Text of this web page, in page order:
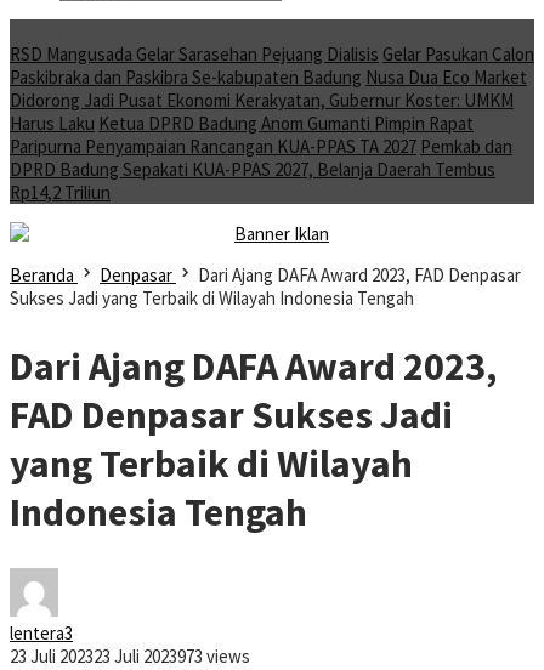
RSD Mangusada Gelar Sarasehan Pejuang Dialisis Gelar Pasukan Calon
Paskibraka dan Paskibra Se-kabupaten Badung Nusa Dua Eco Market
Didorong Jadi Pusat Ekonomi Kerakyatan, Gubernur Koster: UMKM
Harus Laku Ketua DPRD Badung Anom Gumanti Pimpin Rapat
Paripurna Penyampaian Rancangan KUA-PPAS TA 2027 Pemkab dan
DPRD Badung Sepakati KUA-PPAS 2027, Belanja Daerah Tembus
Rp14,2 Triliun
Beranda Denpasar
Dari Ajang DAFA Award 2023, FAD Denpasar
Sukses Jadi yang Terbaik di Wilayah Indonesia Tengah
Dari Ajang DAFA Award 2023,
FAD Denpasar Sukses Jadi
yang Terbaik di Wilayah
Indonesia Tengah
lentera3
23 Juli 202323 Juli 2023973 views